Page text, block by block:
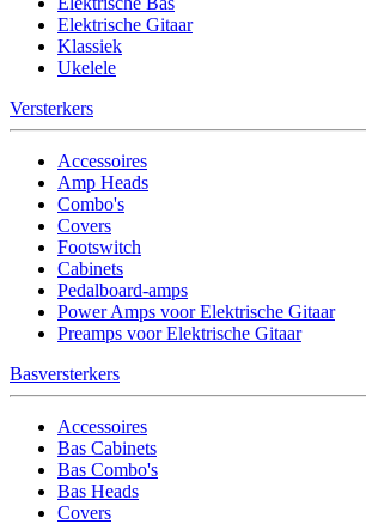
Elektrische Gitaar
Klassiek
Ukelele
Versterkers
Accessoires
Amp Heads
Combo's
Covers
Footswitch
Cabinets
Pedalboard-amps
Power Amps voor Elektrische Gitaar
Preamps voor Elektrische Gitaar
Basversterkers
Accessoires
Bas Cabinets
Bas Combo's
Bas Heads
Covers